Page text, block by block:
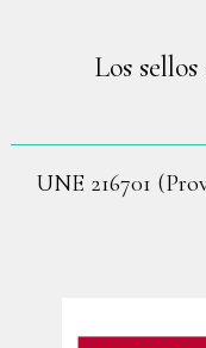
Los
UNE 216701